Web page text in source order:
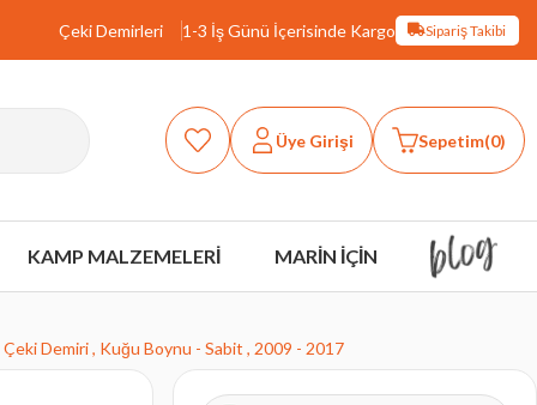
Çeki Demirleri 1-3 İş Günü İçerisinde Kargo Sipariş Takibi
Üye Girişi Sepetim 0
KAMP MALZEMELERİ MARİN İÇİN
Demiri , Kuğu Boynu - Sabit , 2009 - 2017